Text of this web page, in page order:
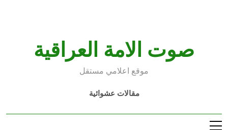
صوت الامة العراقية
موقع اعلامي مستقل
مقالات عشوائية